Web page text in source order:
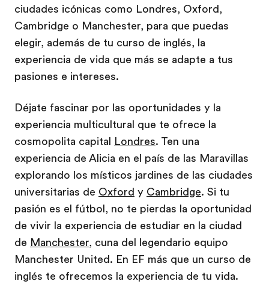
ciudades icónicas como Londres, Oxford,
Cambridge o Manchester, para que puedas
elegir, además de tu curso de inglés, la
experiencia de vida que más se adapte a tus
pasiones e intereses.
Déjate fascinar por las oportunidades y la
experiencia multicultural que te ofrece la
cosmopolita capital Londres. Ten una
experiencia de Alicia en el país de las Maravillas
explorando los místicos jardines de las ciudades
universitarias de Oxford y Cambridge. Si tu
pasión es el fútbol, no te pierdas la oportunidad
de vivir la experiencia de estudiar en la ciudad
de Manchester, cuna del legendario equipo
Manchester United. En EF más que un curso de
inglés te ofrecemos la experiencia de tu vida.